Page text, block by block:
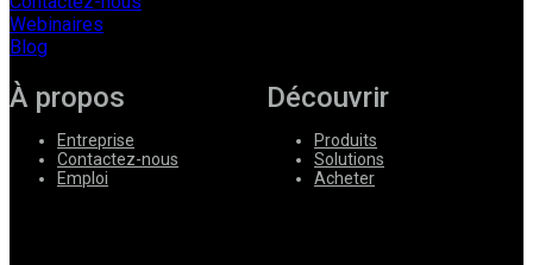
Fournisseurs
Webinaires
Blog
À propos
Entreprise
Contactez-nous
Emploi
Découvrir
Produits
Solutions
Acheter